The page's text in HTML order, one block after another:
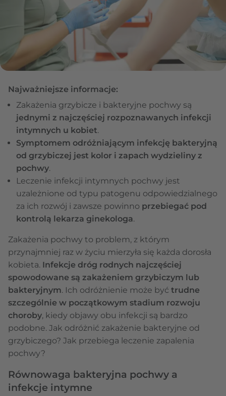
Najważniejsze informacje:
Zakażenia grzybicze i bakteryjne pochwy są
jednymi z najczęściej rozpoznawanych infekcji
intymnych u kobiet.
Symptomem odróżniającym infekcję bakteryjną
od grzybiczej jest kolor i zapach wydzieliny z
pochwy.
Leczenie infekcji intymnych pochwy jest
uzależnione od typu patogenu odpowiedzialnego
za ich rozwój i zawsze powinno przebiegać pod
kontrolą lekarza ginekologa.
Zakażenia pochwy to problem, z którym
przynajmniej raz w życiu mierzyła się każda dorosła
kobieta. Infekcje dróg rodnych najczęściej
spowodowane są zakażeniem grzybiczym lub
bakteryjnym. Ich odróżnienie może być trudne
szczególnie w początkowym stadium rozwoju
choroby, kiedy objawy obu infekcji są bardzo
podobne. Jak odróżnić zakażenie bakteryjne od
grzybiczego? Jak przebiega leczenie zapalenia
pochwy?
Równowaga bakteryjna pochwy a
infekcje intymne